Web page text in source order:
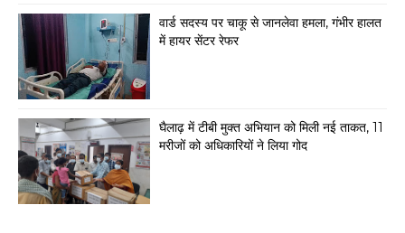
वार्ड सदस्य पर चाकू से जानलेवा हमला, गंभीर हालत
में हायर सेंटर रेफर
घैलाढ़ में टीबी मुक्त अभियान को मिली नई ताकत, 11
मरीजों को अधिकारियों ने लिया गोद